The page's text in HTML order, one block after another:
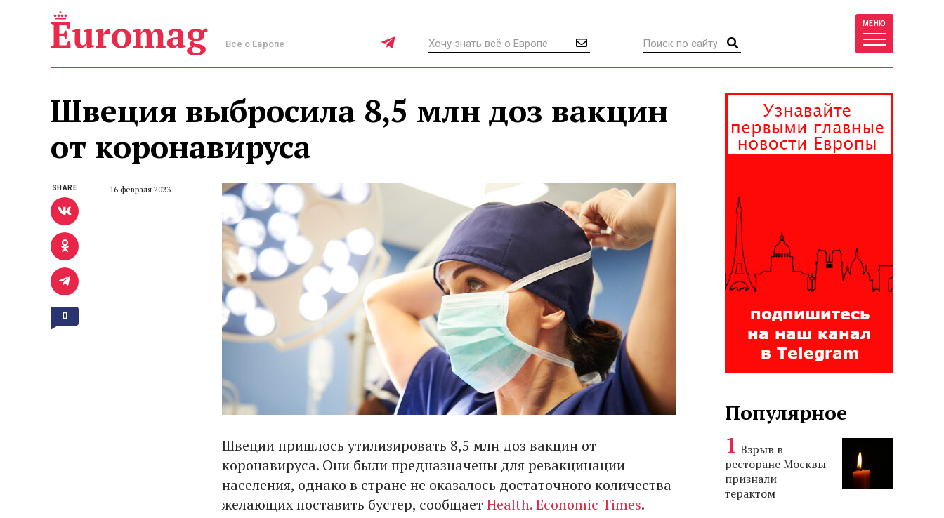
Всё о Европе
МЕНЮ
Швеция выбросила 8,5 млн доз вакцин
от коронавируса
16 февраля 2023
Швеции пришлось утилизировать 8,5 млн доз вакцин от
коронавируса. Они были предназначены для ревакцинации
населения, однако в стране не оказалось достаточного количества
желающих поставить бустер, сообщает Health. Economic Times.
SHARE
0
Популярное
Взрыв в
ресторане Москвы
признали
терактом